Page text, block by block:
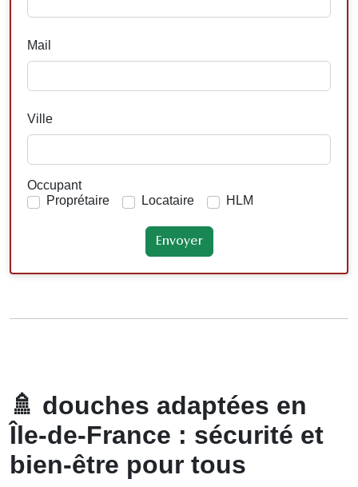
Mail
Ville
Occupant
Proprétaire
Locataire HLM
🚿 douches adaptées en
Île-de-France : sécurité et
bien-être pour tous